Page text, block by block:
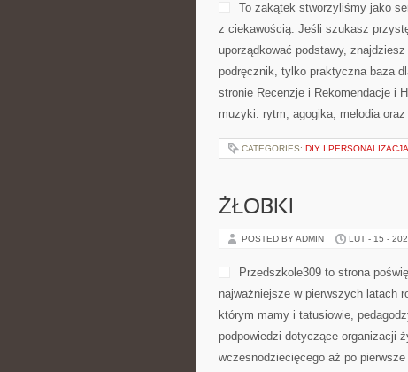
To zakątek stworzyliśmy jako
z ciekawością. Jeśli szukasz
uporządkować podstawy,
podręcznik, tylko praktyczna baza
stronie Recenzje i Rekomendacje i
muzyki: rytm, agogika, melodia
CATEGORIES: DIY I PERSONALIZACJA
ŻŁOBKI
POSTED BY ADMIN LUT - 15 -
Przedszkole309 to strona
najważniejsze w pierwszych latach
którym mamy i tatusiowie,
podpowiedzi dotyczące organizacji
wczesnodziecięcego aż po